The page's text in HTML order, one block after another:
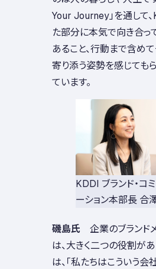
Your Journey」を通して
た部分に本気で向き合っ
あること、行動まで含め
寄り添う姿勢を感じても
ています。
KDDI ブランド・コ
ーション本部長 合
磯島氏 企業のブランド
は、大きく二つの役割が
は、「私たちはこういう会